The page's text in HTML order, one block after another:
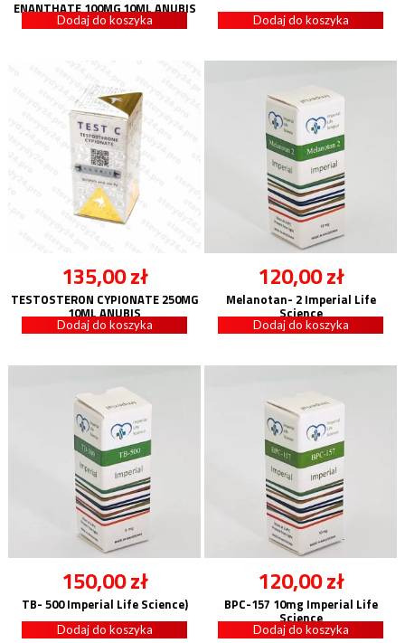
ENANTHATE 100MG 10ML ANUBIS
Dodaj do koszyka Dodaj do koszyka
135,00zł
TESTOSTERON CYPIONATE 250MG
10ML ANUBIS
Dodaj do koszyka
120,00zł
Melanotan- 2 Imperial Life
Science
Dodaj do koszyka
150,00zł
TB- 500 Imperial Life Science)
Dodaj do koszyka
120,00zł
BPC-157 10mg Imperial Life
Science
Dodaj do koszyka